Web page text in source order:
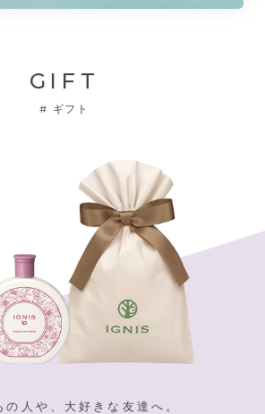
GIFT
# ギフト
の人や、大好きな友達へ。